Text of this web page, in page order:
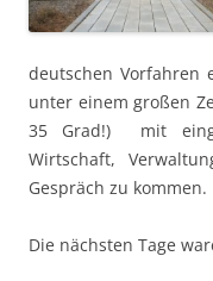
deutschen Vorfahren
unter einem großen
35 Grad!) mit
Wirtschaft,
Gespräch zu kommen.
Die nächsten Tage